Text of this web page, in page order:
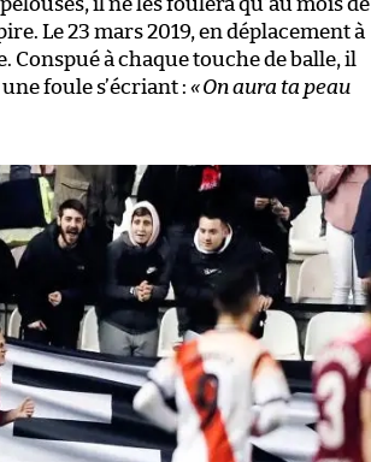
il ne les foulera qu’au mois de
Le 23 mars 2019, en déplacement à
à chaque touche de balle, il
foule s’écriant : «On aura ta peau